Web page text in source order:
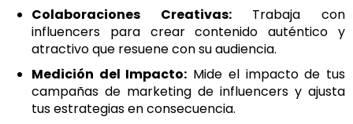
Colaboraciones Creativas:Trabaja con
influencers para crear contenido auténtico y
atractivo que resuene con su audiencia.
Medición del Impacto: Mide el impacto de tus
campañas de marketing de influencers y ajusta
tus estrategias en consecuencia.